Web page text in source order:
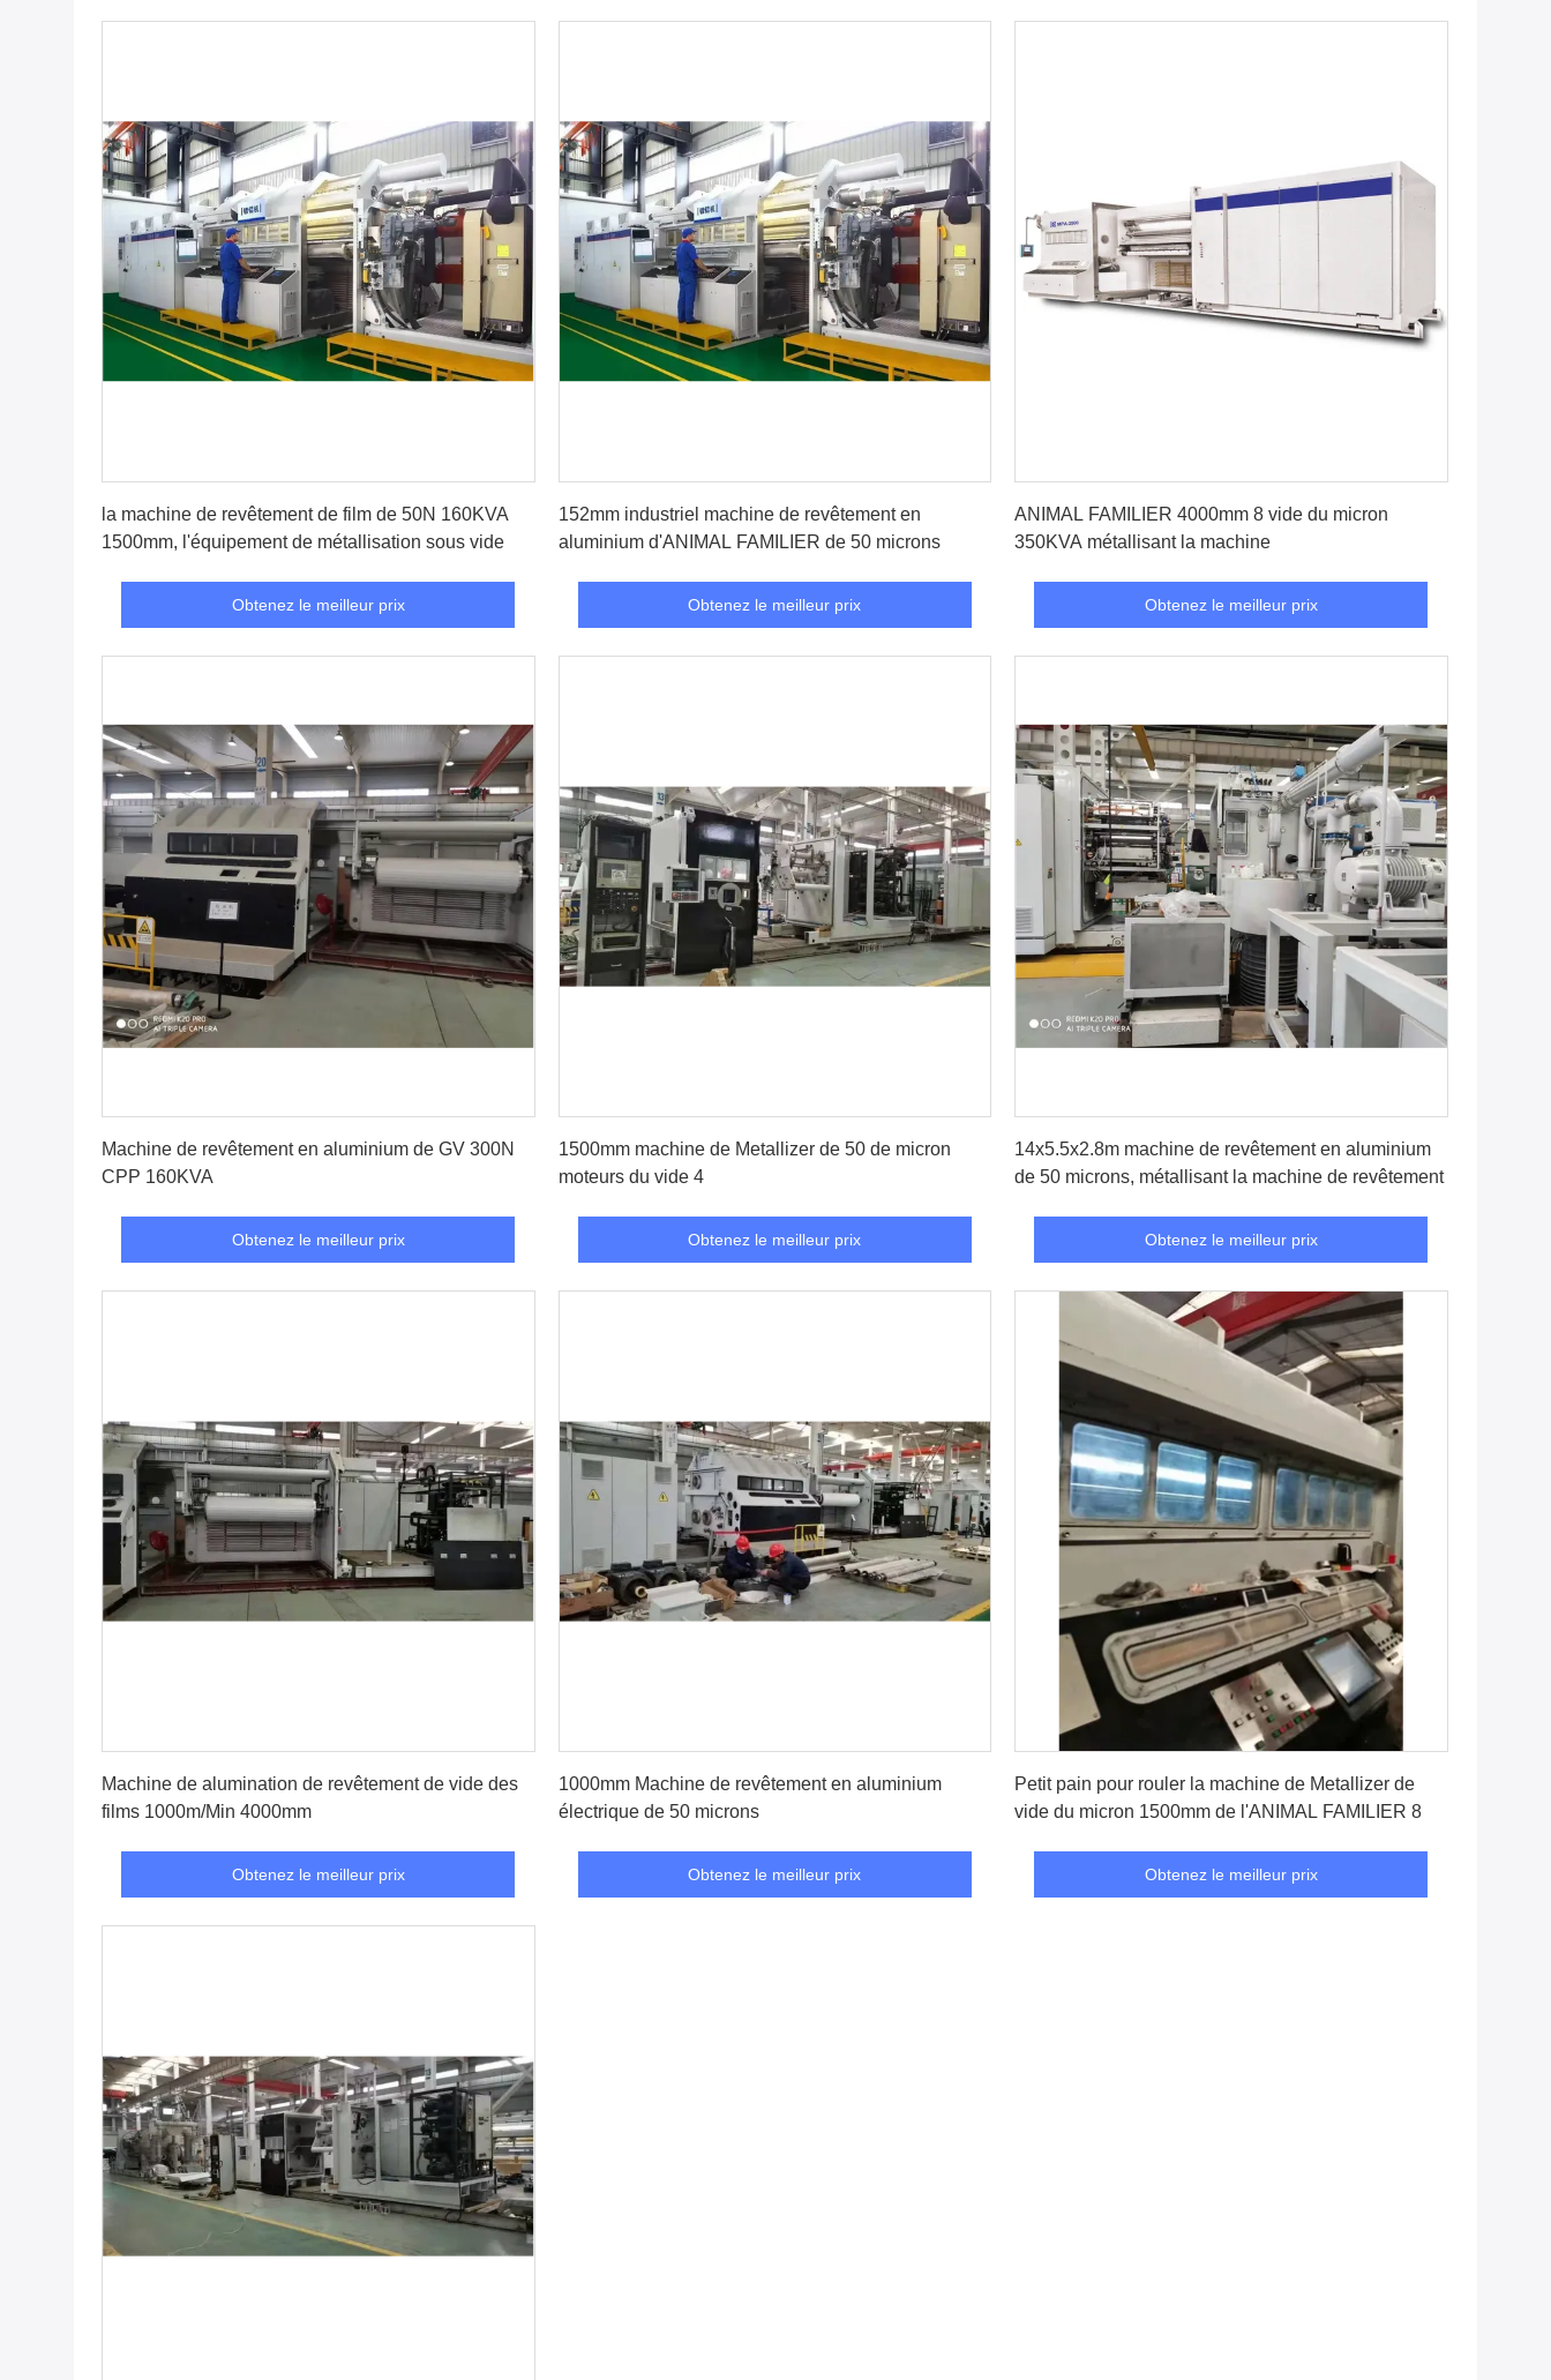
la machine de revêtement de film de 50N 160KVA
1500mm, l'équipement de métallisation sous vide
Obtenez le meilleur prix
152mm industriel machine de revêtement en
aluminium d'ANIMAL FAMILIER de 50 microns
Obtenez le meilleur prix
ANIMAL FAMILIER 4000mm 8 vide du micron
350KVA métallisant la machine
Obtenez le meilleur prix
Machine de revêtement en aluminium de GV 300N
CPP 160KVA
Obtenez le meilleur prix
1500mm machine de Metallizer de 50 de micron
moteurs du vide 4
Obtenez le meilleur prix
14x5.5x2.8m machine de revêtement en aluminium
de 50 microns, métallisant la machine de revêtement
Obtenez le meilleur prix
Machine de alumination de revêtement de vide des
films 1000m/Min 4000mm
Obtenez le meilleur prix
1000mm Machine de revêtement en aluminium
électrique de 50 microns
Obtenez le meilleur prix
Petit pain pour rouler la machine de Metallizer de
vide du micron 1500mm de l'ANIMAL FAMILIER 8
Obtenez le meilleur prix